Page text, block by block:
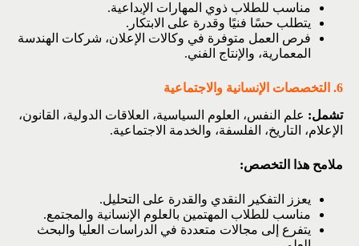
مناسب للطلاب ذوي المهارات الإبداعية.
يتطلب حسًا فنيًا وقدرة على الابتكار.
فرص العمل متوفرة في وكالات الإعلان، شركات الهندسة
المعمارية، والإنتاج الفني.
6. التخصصات الإنسانية والاجتماعية
تشمل: علم النفس، العلوم السياسية، العلاقات الدولية، القانون،
الإعلام، التاريخ، الفلسفة، والخدمة الاجتماعية.
ملامح هذا التخصص:
يعزز التفكير النقدي والقدرة على التحليل.
مناسب للطلاب المهتمين بالعلوم الإنسانية والمجتمع.
يتفرع إلى مجالات متعددة في الدراسات العليا والبحث